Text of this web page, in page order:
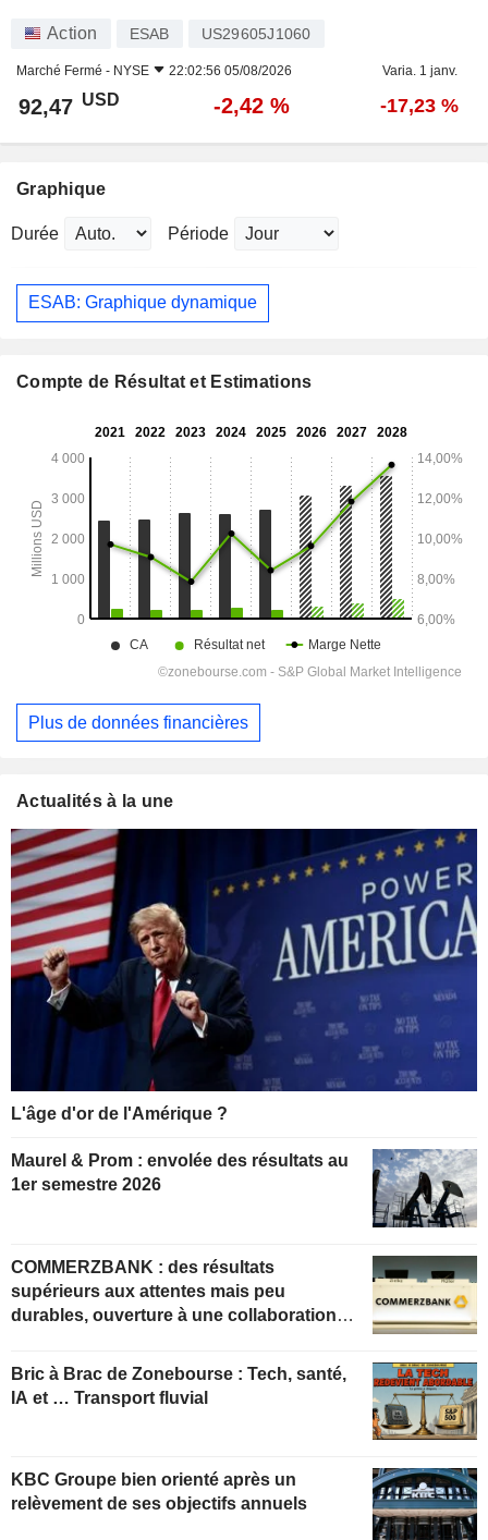
Action ESAB US29605J1060
Marché Fermé - NYSE 22:02:56 05/08/2026 Varia. 1 janv.
92,47 USD -2,42 % -17,23 %
Graphique
Durée Période
ESAB: Graphique dynamique
Compte de Résultat et Estimations
Plus de données financières
Actualités à la une
L'âge d'or de l'Amérique ?
Maurel & Prom : envolée des résultats au
1er semestre 2026
COMMERZBANK : des résultats
supérieurs aux attentes mais peu
durables, ouverture à une collaboration
Bric à Brac de Zonebourse : Tech, santé,
IA et … Transport fluvial
KBC Groupe bien orienté après un
relèvement de ses objectifs annuels